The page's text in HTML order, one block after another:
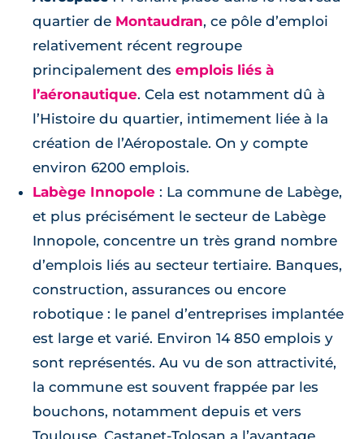
quartier de Montaudran, ce pôle d’emploi
relativement récent regroupe
principalement des emplois liés à
l’aéronautique. Cela est notamment dû à
l’Histoire du quartier, intimement liée à la
création de l’Aéropostale. On y compte
environ 6200 emplois.
Labège Innopole : La commune de Labège,
et plus précisément le secteur de Labège
Innopole, concentre un très grand nombre
d’emplois liés au secteur tertiaire. Banques,
construction, assurances ou encore
robotique : le panel d’entreprises implantée
est large et varié. Environ 14 850 emplois y
sont représentés. Au vu de son attractivité,
la commune est souvent frappée par les
bouchons, notamment depuis et vers